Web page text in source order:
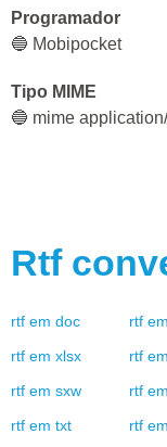
Programador
🔵 Mobipocket
Tipo MIME
🔵 mime
Rtf
rtf em doc rtf em
rtf em xlsx rtf em
rtf em sxw rtf em
rtf em txt rtf em